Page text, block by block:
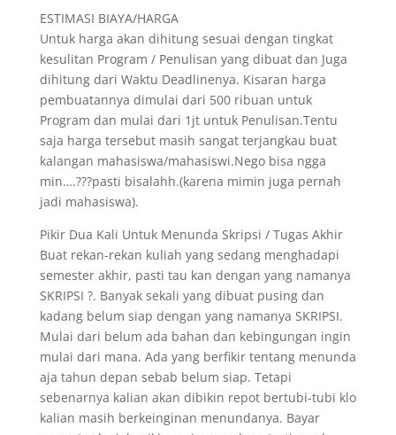
ESTIMASI BIAYA/HARGA
Untuk harga akan dihitung sesuai dengan tingkat
kesulitan Program / Penulisan yang dibuat dan Juga
dihitung dari Waktu Deadlinenya. Kisaran harga
pembuatannya dimulai dari 500 ribuan untuk
Program dan mulai dari 1jt untuk Penulisan.Tentu
saja harga tersebut masih sangat terjangkau buat
kalangan mahasiswa/mahasiswi.Nego bisa ngga
min….???pasti bisalahh.(karena mimin juga pernah
jadi mahasiswa).
Pikir Dua Kali Untuk Menunda Skripsi / Tugas Akhir
Buat rekan-rekan kuliah yang sedang menghadapi
semester akhir, pasti tau kan dengan yang namanya
SKRIPSI ?. Banyak sekali yang dibuat pusing dan
kadang belum siap dengan yang namanya SKRIPSI.
Mulai dari belum ada bahan dan kebingungan ingin
mulai dari mana. Ada yang berfikir tentang menunda
aja tahun depan sebab belum siap. Tetapi
sebenarnya kalian akan dibikin repot bertubi-tubi klo
kalian masih berkeinginan menundanya. Bayar